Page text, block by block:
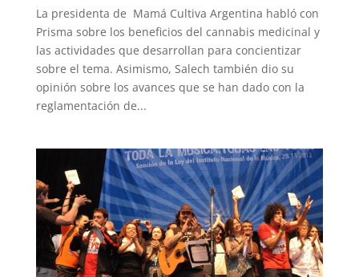
La presidenta de Mamá Cultiva Argentina habló con
Prisma sobre los beneficios del cannabis medicinal y
las actividades que desarrollan para concientizar
sobre el tema. Asimismo, Salech también dio su
opinión sobre los avances que se han dado con la
reglamentación de...